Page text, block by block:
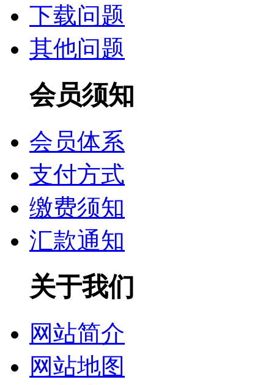
下载问题
其他问题
会员须知
会员体系
支付方式
缴费须知
汇款通知
关于我们
网站简介
网站地图